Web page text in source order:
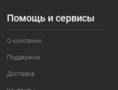
Помощь и сервисы
О компании
Поддержка
Доставка